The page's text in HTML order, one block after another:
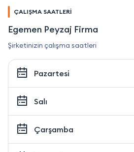
ÇALIŞMA SAATLERİ
Egemen Peyzaj Firma
Şirketinizin çalışma saatleri
Pazartesi
Salı
Çarşamba